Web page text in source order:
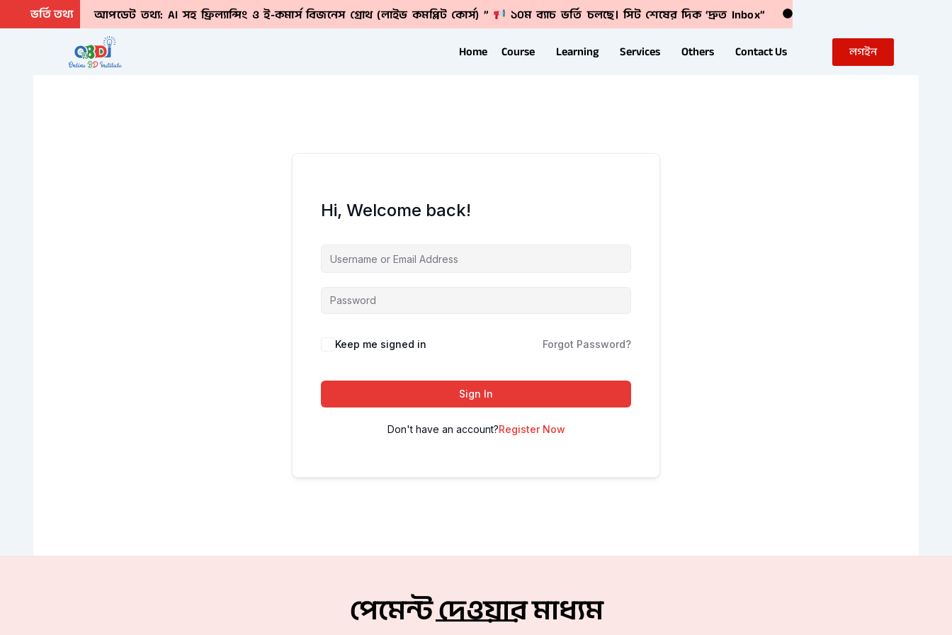
to
ভর্তি তথ্য আপডেট তথ্য: AI সহ ফ্রিল্যান্সিং ও ই-কমার্স বিজনেস গ্রোথ (লাইভ কমপ্লিট কোর্স) ”
১০ম ব্যাচ ভর্তি চলছে। সিট শেষের দিক ‘দ্রুত Inbox”
Home
Course Learning Services Others Contact Us লগইন
Hi, Welcome back!
Keep me signed in Forgot Password?
Sign In
Don't have an account?Register Now
পেমেন্ট দেওয়ার মাধ্যম